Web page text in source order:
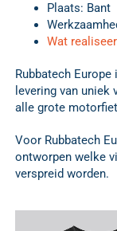
Plaats: Bant
Wat
Rubbatech
levering van uniek
alle grote
Voor Rubbatech
ontworpen welke
verspreid worden.